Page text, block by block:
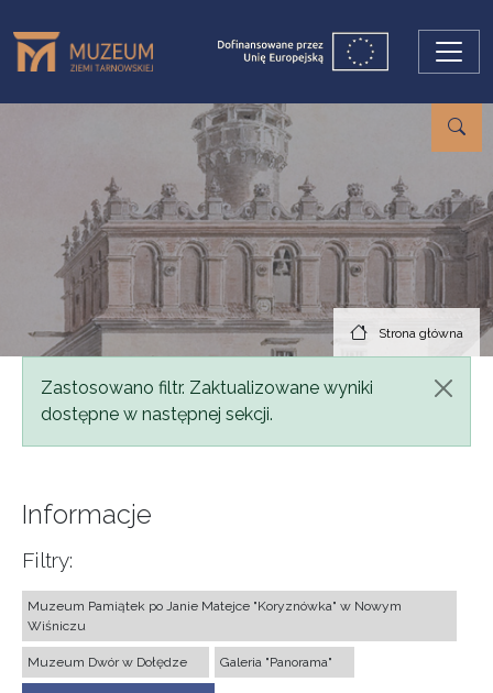
Strona główna
Komunikat
Zastosowano filtr. Zaktualizowane wyniki
dostępne w następnej sekcji.
Informacje
Filtry:
Muzeum Pamiątek po Janie Matejce "Koryznówka" w Nowym
Wiśniczu
Muzeum Dwór w Dołędze Galeria "Panorama"